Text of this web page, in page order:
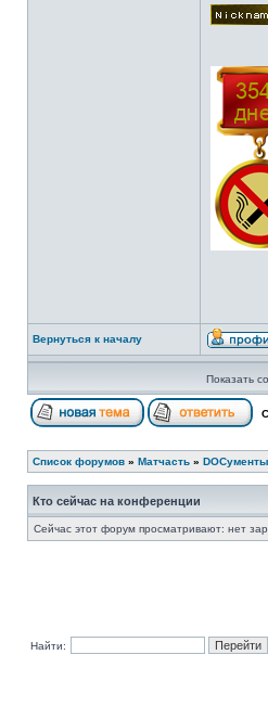
Вернуться к началу
Показать
Список форумов » Матчасть » DOCументы
Кто сейчас на конференции
Сейчас этот форум просматривают: нет
Найти: